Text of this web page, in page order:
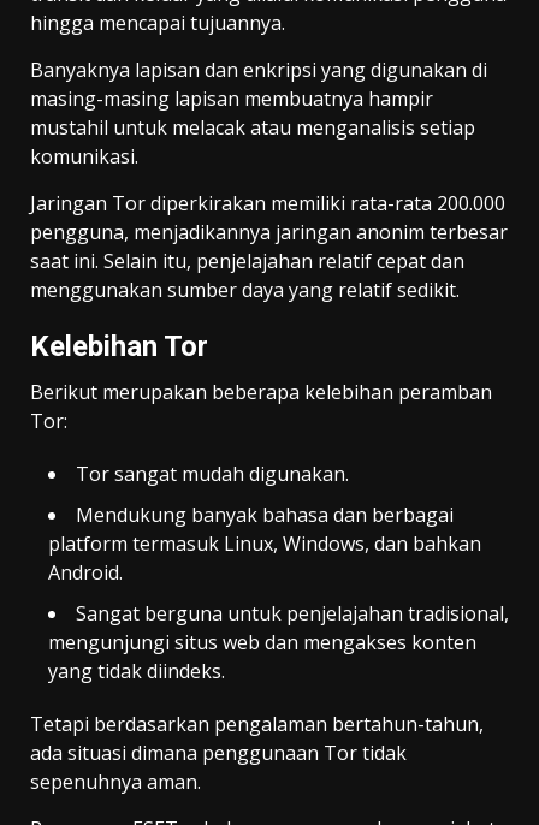
hingga mencapai tujuannya.
Banyaknya lapisan dan enkripsi yang digunakan di
masing-masing lapisan membuatnya hampir
mustahil untuk melacak atau menganalisis setiap
komunikasi.
Jaringan Tor diperkirakan memiliki rata-rata 200.000
pengguna, menjadikannya jaringan anonim terbesar
saat ini. Selain itu, penjelajahan relatif cepat dan
menggunakan sumber daya yang relatif sedikit.
Kelebihan Tor
Berikut merupakan beberapa kelebihan peramban
Tor:
Tor sangat mudah digunakan.
Mendukung banyak bahasa dan berbagai
platform termasuk Linux, Windows, dan bahkan
Android.
Sangat berguna untuk penjelajahan tradisional,
mengunjungi situs web dan mengakses konten
yang tidak diindeks.
Tetapi berdasarkan pengalaman bertahun-tahun,
ada situasi dimana penggunaan Tor tidak
sepenuhnya aman.